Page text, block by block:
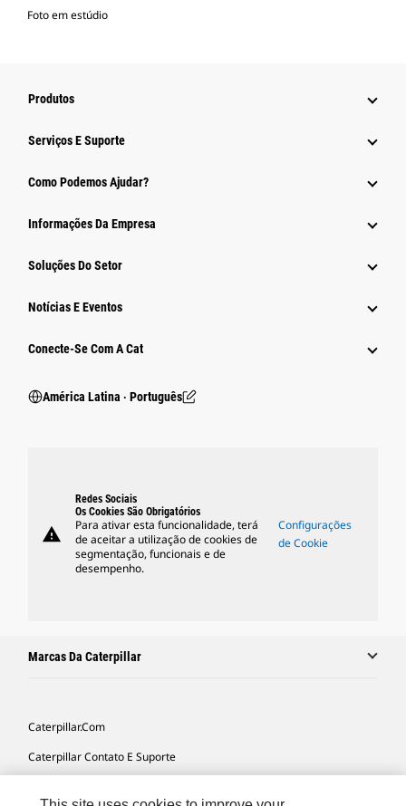
Foto em estúdio
Produtos
Serviços E Suporte
Como Podemos Ajudar?
Informações Da Empresa
Soluções Do Setor
Notícias E Eventos
Conecte-Se Com A Cat
América Latina ‧ Português
warning
Redes Sociais
Os Cookies São Obrigatórios
Para ativar esta funcionalidade, terá
de aceitar a utilização de cookies de
segmentação, funcionais e de
desempenho.
Configurações
de Cookie
Marcas Da Caterpillar
Caterpillar.com
Caterpillar Contato E Suporte